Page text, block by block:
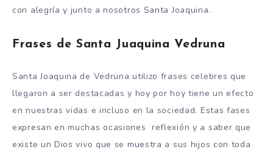
con alegría y junto a nosotros Santa Joaquina.
Frases de Santa Juaquina Vedruna
Santa Joaquina de Vedruna utilizo frases celebres que
llegaron a ser destacadas y hoy por hoy tiene un efecto
en nuestras vidas e incluso en la sociedad. Estas fases
expresan en muchas ocasiones reflexión y a saber que
existe un Dios vivo que se muestra a sus hijos con toda